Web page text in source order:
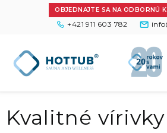
OBJEDNAJTE SA NA ODBORNÚ
+421 911 603 782
Kvalitné